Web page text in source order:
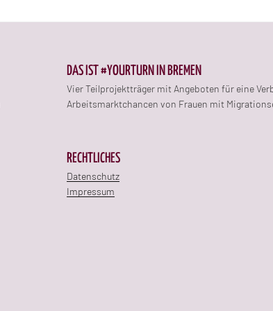
DAS IST #YOURTURN IN BREMEN
Vier Teilprojektträger mit Angeboten für eine
Arbeitsmarktchancen von Frauen mit
RECHTLICHES
Datenschutz
Impressum